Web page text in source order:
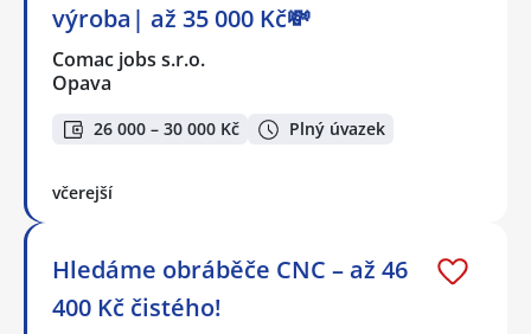
výroba| až 35 000 Kč💸
Comac jobs s.r.o.
Opava
26 000 – 30 000 Kč Plný úvazek
včerejší
Hledáme obráběče CNC – až 46
400 Kč čistého!